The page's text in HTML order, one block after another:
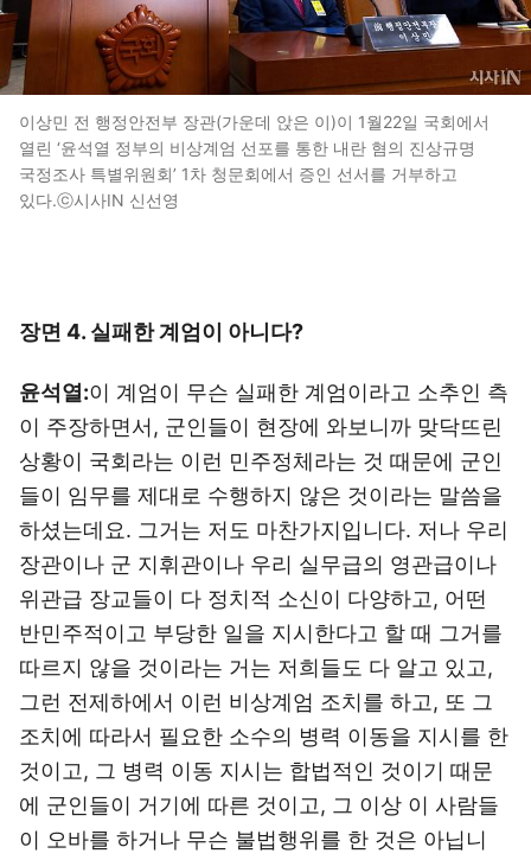
이상민 전 행정안전부 장관(가운데 앉은 이)이 1월22일 국회에서
열린 ‘윤석열 정부의 비상계엄 선포를 통한 내란 혐의 진상규명
국정조사 특별위원회’ 1차 청문회에서 증인 선서를 거부하고
있다.ⓒ시사IN 신선영
장면 4. 실패한 계엄이 아니다?
윤석열:이 계엄이 무슨 실패한 계엄이라고 소추인 측
이 주장하면서, 군인들이 현장에 와보니까 맞닥뜨린
상황이 국회라는 이런 민주정체라는 것 때문에 군인
들이 임무를 제대로 수행하지 않은 것이라는 말씀을
하셨는데요. 그거는 저도 마찬가지입니다. 저나 우리
장관이나 군 지휘관이나 우리 실무급의 영관급이나
위관급 장교들이 다 정치적 소신이 다양하고, 어떤
반민주적이고 부당한 일을 지시한다고 할 때 그거를
따르지 않을 것이라는 거는 저희들도 다 알고 있고,
그런 전제하에서 이런 비상계엄 조치를 하고, 또 그
조치에 따라서 필요한 소수의 병력 이동을 지시를 한
것이고, 그 병력 이동 지시는 합법적인 것이기 때문
에 군인들이 거기에 따른 것이고, 그 이상 이 사람들
이 오바를 하거나 무슨 불법행위를 한 것은 아닙니